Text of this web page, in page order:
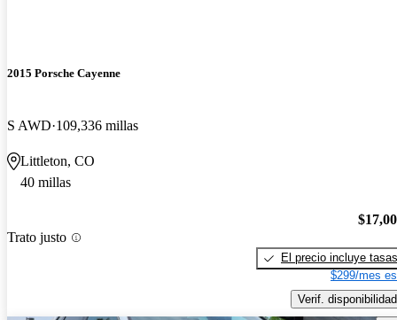
2015 Porsche Cayenne
S AWD 109,336 millas
Littleton, CO
40 millas
Trato justo
El precio incluye tasas
$299/mes
Verif. disponibilidad